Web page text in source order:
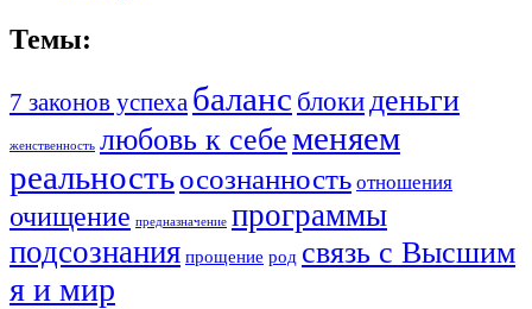
Темы:
7 законов успеха баланс блоки деньги
женственность любовь к себеменяем
реальностьосознанность отношения
очищение предназначение программы
подсознания прощение род связь с Высшим
я и мир